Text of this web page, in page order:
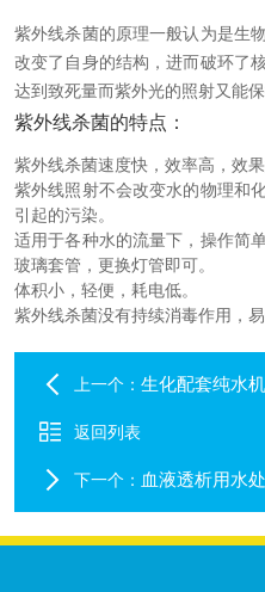
紫外线杀菌的原理一般认为是生
改变了自身的结构，进而破环了
达到致死量而紫外光的照射又能
紫外线杀菌的特点：
紫外线杀菌速度快，效率高，效果
紫外线照射不会改变水的物理和
引起的污染。
适用于各种水的流量下，操作简
玻璃套管，更换灯管即可。
体积小，轻便，耗电低。
紫外线杀菌没有持续消毒作用，
上一个： 生化配套纯水
返回列表
下一个： 血液透析用水处